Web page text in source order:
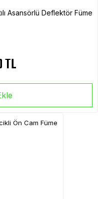
Asansörlü Deflektör Füme
TL